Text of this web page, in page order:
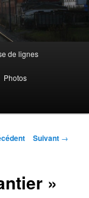
de lignes
Photos
Suivant →
»